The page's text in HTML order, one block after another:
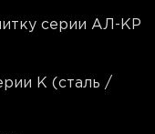
серии АЛ-КР
K (сталь /